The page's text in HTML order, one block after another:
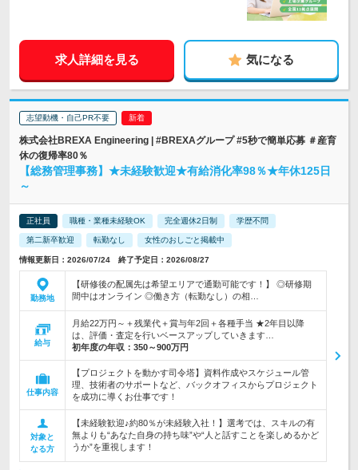
求人詳細を見る 気になる
志望動機・自己PR不要
株式会社BREXA Engineering | #BREXAグループ #5秒で簡単応募 ＃産育
休の復帰率80％
【総務管理事務】★未経験歓迎★有給消化率98％★年休125日
～
正社員 職種・業種未経験OK 完全週休2日制 学歴不問
第二新卒歓迎 転勤なし 女性のおしごと掲載中
情報更新日：2026/07/24 終了予定日：2026/08/27
勤務地
【研修後の配属先は希望エリアで通勤可能です！】 ◎研修期
間中はオンライン ◎働き方（転勤なし）の相…
給与
月給22万円～＋残業代＋賞与年2回＋各種手当 ★2年目以降
は、評価・査定を行いベースアップしていきます…
初年度の年収： 350～900万円
仕事内容
【プロジェクトを動かす司令塔】資料作成やスケジュール管
理、技術者のサポートなど、バックオフィスからプロジェクト
を成功に導くお仕事です！
対象と
なる方
【未経験歓迎♪約80％が未経験入社！】選考では、スキルの有
無よりも“あなた自身の持ち味”や“人と話すことを楽しめるかど
うか”を重視します！